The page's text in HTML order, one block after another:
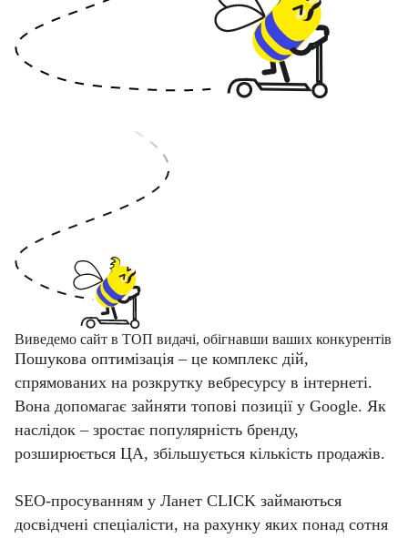
Виведемо сайт в ТОП видачі, обігнавши ваших конкурентів
Пошукова оптимізація – це комплекс дій,
спрямованих на розкрутку вебресурсу в інтернеті.
Вона допомагає зайняти топові позиції у Google. Як
наслідок – зростає популярність бренду,
розширюється ЦА, збільшується кількість продажів.
SEO-просуванням у Ланет CLICK займаються
досвідчені спеціалісти, на рахунку яких понад сотня